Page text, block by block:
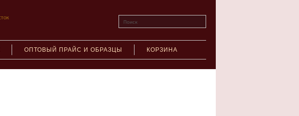
Поиск
ОПТОВЫЙ ПРАЙС И ОБРАЗЦЫ КОРЗИНА